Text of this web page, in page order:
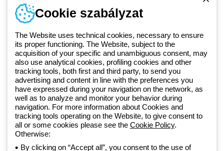
Since 2025, Beghelli has been part of the GEWISS Group, within the
GEWISS LightZone ecosystem, where we develop integrated
lighting solutions that transform complexity into simplicity, supporting
professionals and end users in meeting their needs. Discover more
about GEWISS
Telefonszám
Hétfőtől-péntekig: 8.00-16.30
1 951 3194
Cookie szabályzat
The Website uses technical cookies, necessary to ensure
its proper functioning. The Website, subject to the
acquisition of your specific and unambiguous consent, may
also use analytical cookies, profiling cookies and other
tracking tools, both first and third party, to send you
advertising and content in line with the preferences you
have expressed during your navigation on the network, as
well as to analyze and monitor your behavior during
navigation. For more information about Cookies and
tracking tools operating on the Website, to give consent to
all or some cookies please see the Cookie Policy.
Otherwise:
By clicking on “Accept all”, you consent to the use of